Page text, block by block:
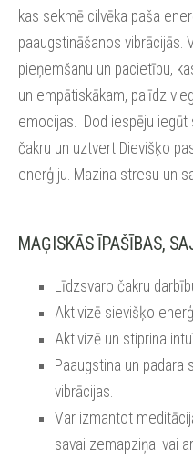
kas sekmē cilvēka paša
paaugstināšanos vibrācijās.
pieņemšanu un pacietību,
un empātiskākam, palīdz
emocijas. Dod iespēju iegūt
čakru un uztvert Dievišķo
enerģiju. Mazina stresu un
MAĢISKĀS ĪPAŠĪBAS,
Līdzsvaro čakru
Aktivizē sievišķo
Aktivizē un stiprina
Paaugstina un padara
vibrācijas.
Var izmantot
savai zemapziņai vai